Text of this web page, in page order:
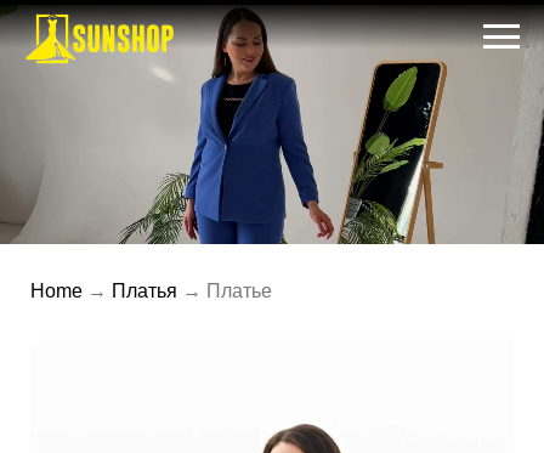
Home → Платья → Платье